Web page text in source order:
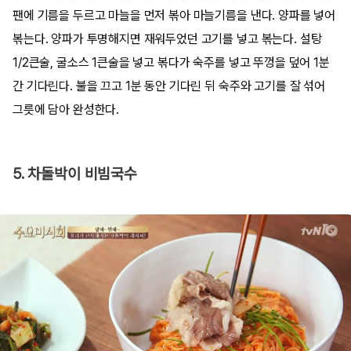
팬에 기름을 두르고 마늘을 먼저 볶아 마늘기름을 낸다. 양파를 넣어
볶는다. 양파가 투명해지면 재워두었던 고기를 넣고 볶는다. 설탕
1/2큰술, 굴소스 1큰술을 넣고 볶다가 숙주를 넣고 뚜껑을 덮어 1분
간 기다린다. 불을 끄고 1분 동안 기다린 뒤 숙주와 고기를 잘 섞어
그릇에 담아 완성한다.
5. 차돌박이 비빔국수